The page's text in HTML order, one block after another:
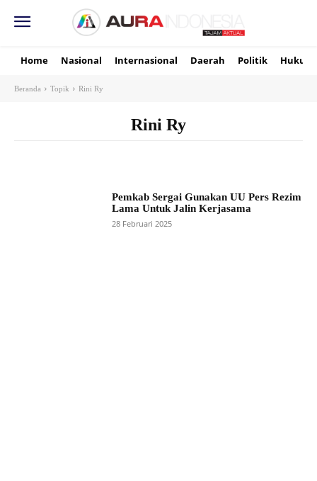
Home Nasional Internasional Daerah Politik Hukum
Beranda Topik Rini Ry
Rini Ry
Pemkab Sergai Gunakan UU Pers Rezim
Lama Untuk Jalin Kerjasama
28 Februari 2025